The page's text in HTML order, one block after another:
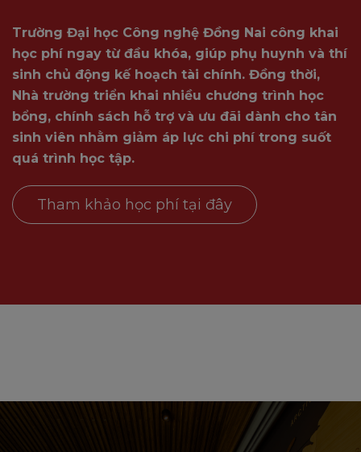
Trường Đại học Công nghệ Đồng Nai công khai
học phí ngay từ đầu khóa, giúp phụ huynh và thí
sinh chủ động kế hoạch tài chính. Đồng thời,
Nhà trường triển khai nhiều chương trình học
bổng, chính sách hỗ trợ và ưu đãi dành cho tân
sinh viên nhằm giảm áp lực chi phí trong suốt
quá trình học tập.
Tham khảo học phí tại đây